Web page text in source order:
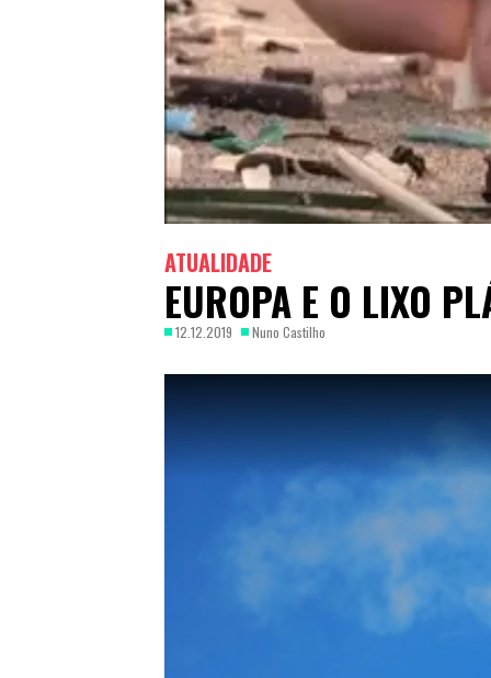
ATUALIDADE
EUROPA E O LIXO
12.12.2019 Nuno Castilho